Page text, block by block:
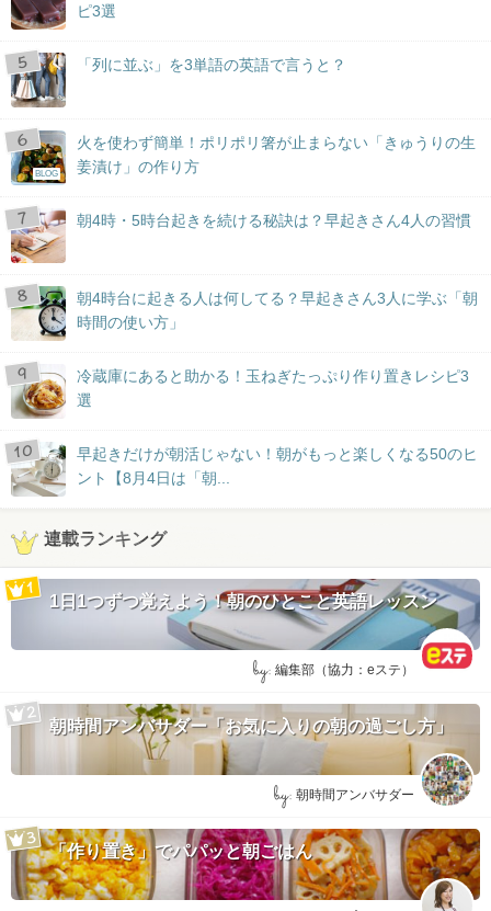
ピ3選
「列に並ぶ」を3単語の英語で言うと？
BLOG
火を使わず簡単！ポリポリ箸が止まらない「きゅうりの生
姜漬け」の作り方
朝4時・5時台起きを続ける秘訣は？早起きさん4人の習慣
朝4時台に起きる人は何してる？早起きさん3人に学ぶ「朝
時間の使い方」
冷蔵庫にあると助かる！玉ねぎたっぷり作り置きレシピ3
選
早起きだけが朝活じゃない！朝がもっと楽しくなる50のヒ
ント【8月4日は「朝...
連載ランキング
1日1つずつ覚えよう！朝のひとこと英語レッスン
by: 編集部（協力：eステ）
朝時間アンバサダー「お気に入りの朝の過ごし方」
by: 朝時間アンバサダー
「作り置き」でパパッと朝ごはん